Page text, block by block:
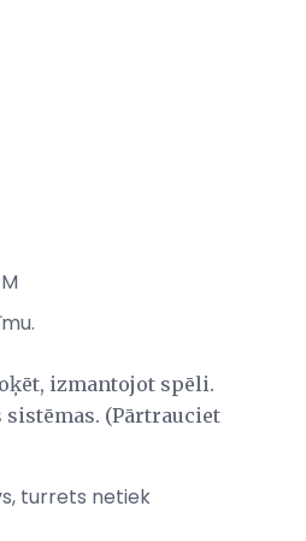
izmantojot spēli.
(Pārtrauciet
turrets netiek